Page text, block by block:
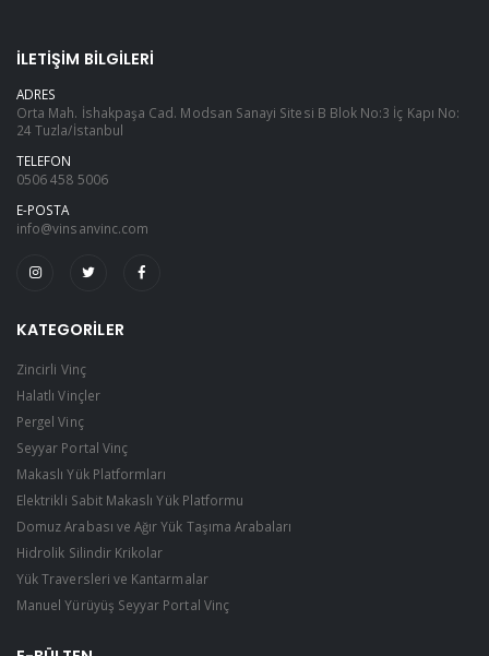
İLETIŞIM BILGILERI
ADRES
Orta Mah. İshakpaşa Cad. Modsan Sanayi Sitesi B Blok No:3 İç Kapı No:
24 Tuzla/İstanbul
TELEFON
0506 458 5006
E-POSTA
info@vinsanvinc.com
KATEGORILER
Zincirli Vinç
Halatlı Vinçler
Pergel Vinç
Seyyar Portal Vinç
Makaslı Yük Platformları
Elektrikli Sabit Makaslı Yük Platformu
Domuz Arabası ve Ağır Yük Taşıma Arabaları
Hidrolik Silindir Krikolar
Yük Traversleri ve Kantarmalar
Manuel Yürüyüş Seyyar Portal Vinç